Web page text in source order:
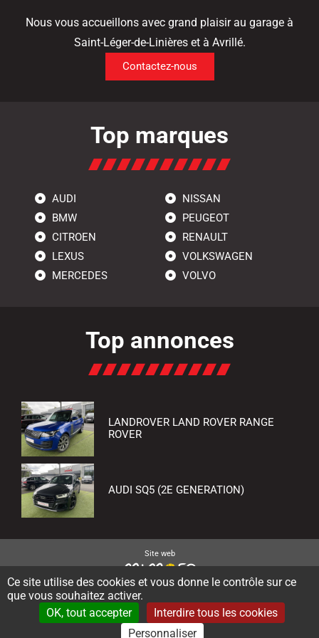
Ce site utilise des cookies et vous donne le contrôle sur ce
que vous souhaitez activer.
OK, tout accepter
Interdire tous les cookies
Personnaliser
Nous vous accueillons avec grand plaisir au garage à
Saint-Léger-de-Linières et à Avrillé.
Contactez-nous
Top marques
AUDI
BMW
CITROEN
LEXUS
MERCEDES
NISSAN
PEUGEOT
RENAULT
VOLKSWAGEN
VOLVO
Top annonces
LANDROVER LAND ROVER RANGE
ROVER
AUDI SQ5 (2E GENERATION)
Site web
Accueil Plan du site
Gestion des cookies
Données personnelles
Mentions légales